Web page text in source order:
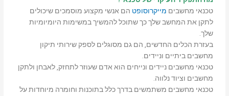
טכנאי מחשבים מייקרוסופט הם אנשי מקצוע מוסמכים שיכולים
לתקן את המחשב שלך כך שתוכל להמשיך במשימות היומיומיות
שלך.
בעזרת הכלים החדשים, הם גם מסוגלים לספק שירותי תיקון
מחשבים ביתיים וניידים.
טכנאי מחשבים ניידים ונייחים הוא אדם שעוזר לתחזק, לאבחן ולתקן
מחשבים וציוד נלווה.
טכנאי מחשבים משתמשים בדרך כלל בתוכנות וחומרה מיוחדות על